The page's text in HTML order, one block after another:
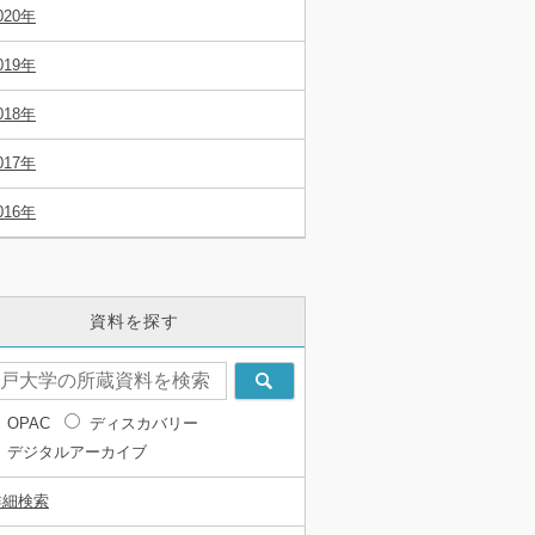
年
年
年
年
年
資料を探す
OPAC
ディスカバリー
デジタルアーカイブ
検索